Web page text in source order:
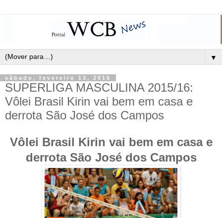
▼
sábado, fevereiro 13, 2016
SUPERLIGA MASCULINA 2015/16:
Vôlei Brasil Kirin vai bem em casa e
derrota São José dos Campos
Vôlei Brasil Kirin vai bem em casa e
derrota São José dos Campos